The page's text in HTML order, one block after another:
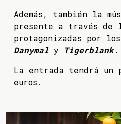
Además, también la
presente a través de
protagonizadas por
Danymal y Tigerblank.
La entrada tendrá un
euros.